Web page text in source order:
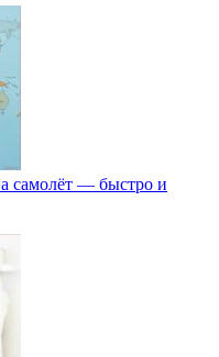
самолёт — быстро и